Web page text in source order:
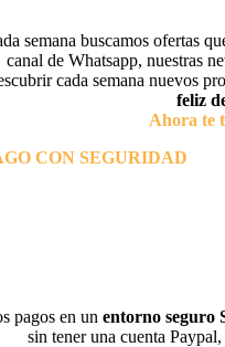
semana buscamos ofertas
canal de Whatsapp, nuestras
cada semana nuevos
feliz
Ahora te
CON SEGURIDAD
pagos en un entorno seguro
sin tener una cuenta